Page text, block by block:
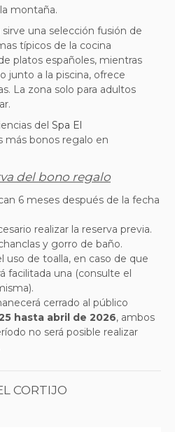
montaña.
una selección fusión de
típicos de la cocina
platos españoles, mientras
junto a la piscina, ofrece
La zona solo para adultos
del Spa El
más bonos regalo en
del bono regalo
6 meses después de la fecha
realizar la reserva previa.
y gorro de baño.
uso de toalla, en caso de que
facilitada una (consulte el
cerrado al público
hasta abril de 2026, ambos
no será posible realizar
CORTIJO